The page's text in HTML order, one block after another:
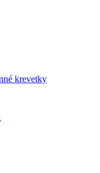
krevetky